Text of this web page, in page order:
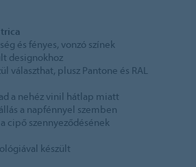
és fényes, vonzó színek
designokhoz
választhat, plusz Pantone és RAL
a nehéz vinil hátlap miatt
a napfénnyel szemben
cipő szennyeződésének
készült